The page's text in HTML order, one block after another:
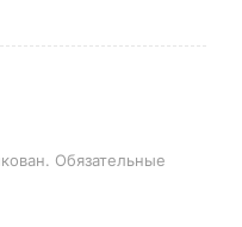
Обязательные